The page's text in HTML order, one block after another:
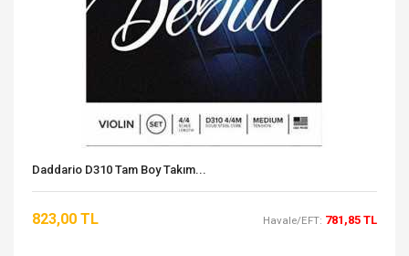
Daddario D310 Tam Boy Takım...
823,00 TL Havale/EFT: 781,85 TL